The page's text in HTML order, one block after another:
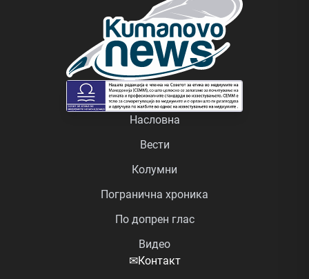
Насловна
Вести
Колумни
Погранична хроника
По допрен глас
Видео
✉Контакт